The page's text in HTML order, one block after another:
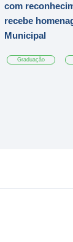
com
recebe
Municipal
Graduação